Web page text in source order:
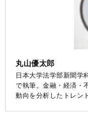
丸山優太郎
日本大学法学部新聞学
で執筆。金融・経済・
動向を分析したトレン